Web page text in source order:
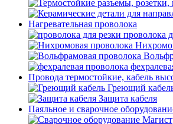
Нагревательная проволока
проволока
Провода термостойкие, кабель
Греющий
Защита кабеля
Паяльное и сварочное